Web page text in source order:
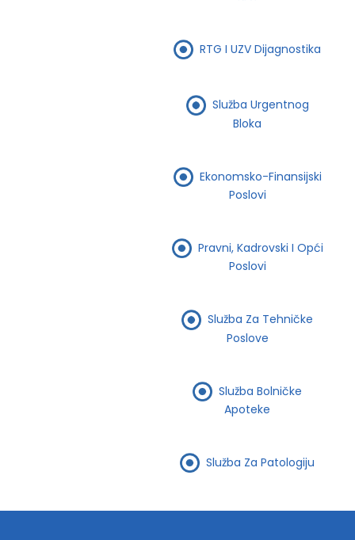
RTG I UZV Dijagnostika
Služba Urgentnog
Bloka
Ekonomsko-Finansijski
Poslovi
Pravni, Kadrovski I Opći
Poslovi
Služba Za Tehničke
Poslove
Služba Bolničke
Apoteke
Služba Za Patologiju